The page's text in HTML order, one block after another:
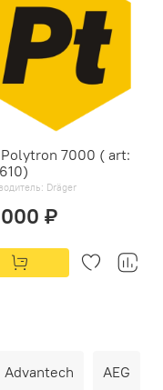
Polytron 7000 ( art:
Dräger
₽
Advantech AEG